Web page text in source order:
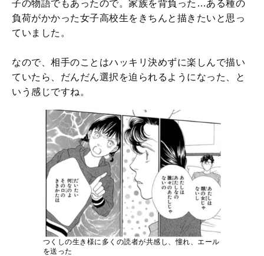
子の物語でもあったので。家族を背負った…ある種の
負荷がかかった女子高校生をきちんと描きたいと思っ
ていました。
なので、相手のことはハッキリ決めずに楽しんで描い
ていたら、だんだん選択を迫られるようになった、と
いう感じですね。
つくしの生き様に多くの読者が共感し、憧れ、エール
を送った